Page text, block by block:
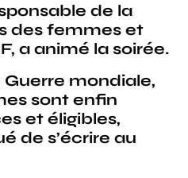
de la
des femmes et
a animé la soirée.
mondiale,
sont enfin
et éligibles,
de s’écrire au